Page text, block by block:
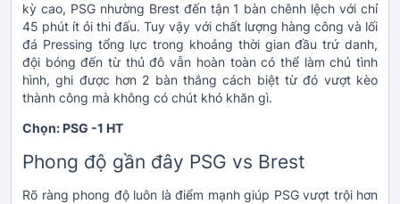
kỳ cao, PSG nhường Brest đến tận 1 bàn chênh lệch với chỉ
45 phút ít ỏi thi đấu. Tuy vậy với chất lượng hàng công và lối
đá Pressing tổng lực trong khoảng thời gian đầu trứ danh,
đội bóng đến từ thủ đô vẫn hoàn toàn có thể làm chủ tình
hình, ghi được hơn 2 bàn thắng cách biệt từ đó vượt kèo
thành công mà không có chút khó khăn gì.
Chọn: PSG -1 HT
Phong độ gần đây PSG vs Brest
Rõ ràng phong độ luôn là điểm mạnh giúp PSG vượt trội hơn